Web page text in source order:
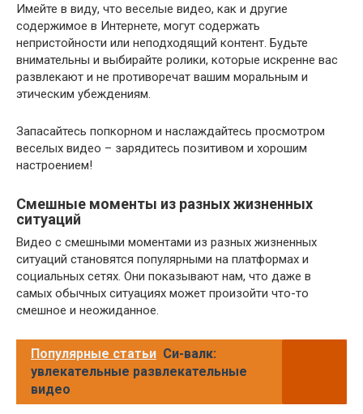
Имейте в виду, что веселые видео, как и другие
содержимое в Интернете, могут содержать
непристойности или неподходящий контент. Будьте
внимательны и выбирайте ролики, которые искренне вас
развлекают и не противоречат вашим моральным и
этическим убеждениям.
Запасайтесь попкорном и наслаждайтесь просмотром
веселых видео – зарядитесь позитивом и хорошим
настроением!
Смешные моменты из разных жизненных
ситуаций
Видео с смешными моментами из разных жизненных
ситуаций становятся популярными на платформах и
социальных сетях. Они показывают нам, что даже в
самых обычных ситуациях может произойти что-то
смешное и неожиданное.
Популярные статьи Си-валк:
увлекательные развлекательные
видео